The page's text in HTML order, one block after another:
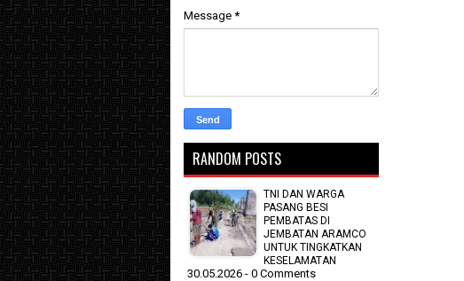
Message *
RANDOM POSTS
TNI DAN WARGA
PASANG BESI
PEMBATAS DI
JEMBATAN ARAMCO
UNTUK TINGKATKAN
KESELAMATAN
30.05.2026 - 0 Comments